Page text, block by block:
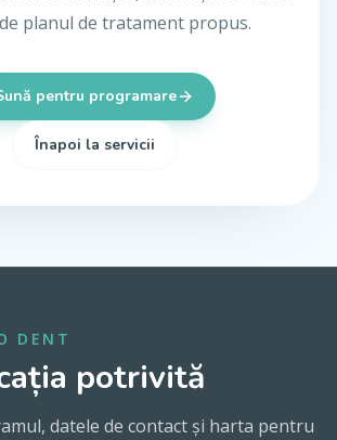
planul de tratament propus.
pentru programare
Înapoi la servicii
DENT
potrivită
datele de contact și harta pentru